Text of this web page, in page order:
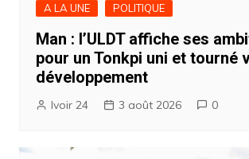
A LA UNE POLITIQUE
Man : l’ULDT affiche ses
pour un Tonkpi uni et tourné
développement
Ivoir 24 3 août 2026 0